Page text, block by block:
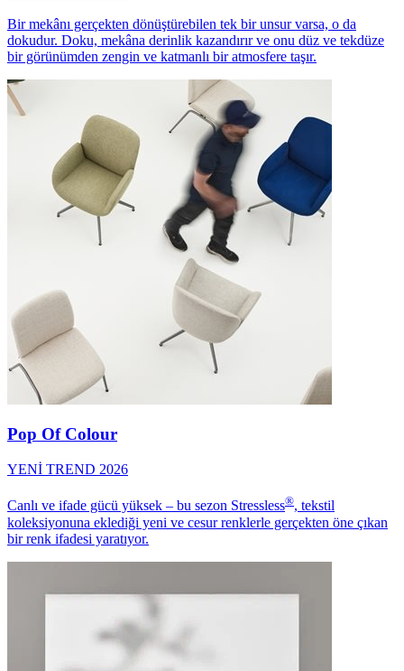
Bir mekânı gerçekten dönüştürebilen tek bir unsur varsa, o da
dokudur. Doku, mekâna derinlik kazandırır ve onu düz ve tekdüze
bir görünümden zengin ve katmanlı bir atmosfere taşır.
Pop Of Colour
YENİ TREND 2026
Canlı ve ifade gücü yüksek – bu sezon Stressless®, tekstil
koleksiyonuna eklediği yeni ve cesur renklerle gerçekten öne çıkan
bir renk ifadesi yaratıyor.